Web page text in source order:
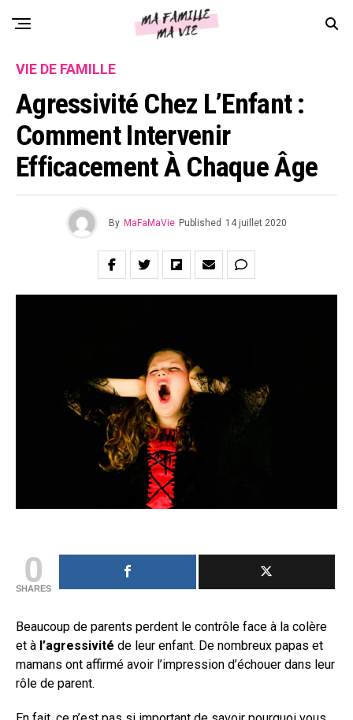
VIE DE FAMILLE
Agressivité Chez L’Enfant :
Comment Intervenir
Efficacement À Chaque Âge
By MaFaMaVie Published 14 juillet 2020
0
SHARES
Beaucoup de parents perdent le contrôle face à la colère
et à l’agressivité de leur enfant. De nombreux papas et
mamans ont affirmé avoir l’impression d’échouer dans leur
rôle de parent.